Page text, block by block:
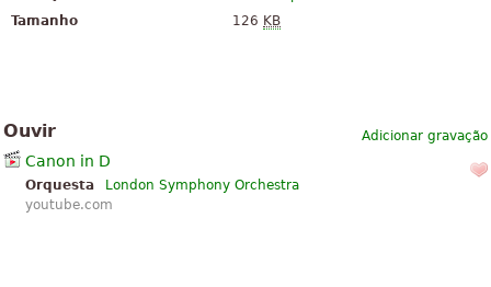
Tamanho
126 KB
Adicionar gravação
Ouvir
Canon in D
Orquesta
London Symphony Orchestra
youtube.com